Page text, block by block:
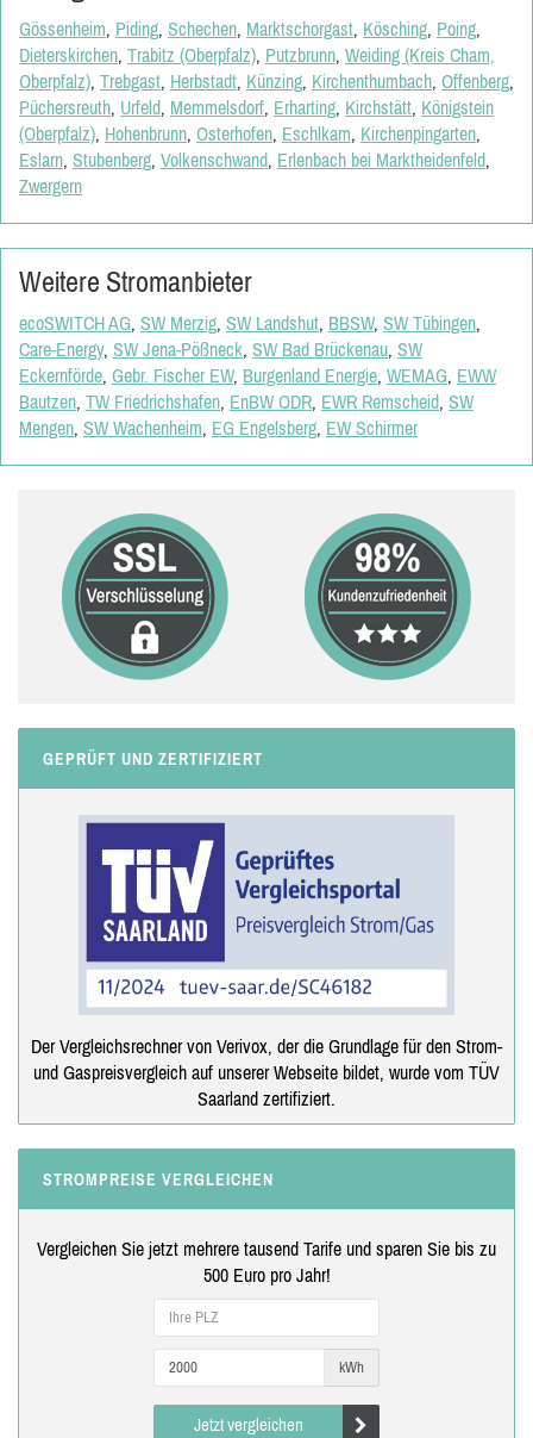
Gössenheim, Piding, Schechen, Marktschorgast, Kösching, Poing,
Dieterskirchen, Trabitz (Oberpfalz), Putzbrunn, Weiding (Kreis Cham,
Oberpfalz), Trebgast, Herbstadt, Künzing, Kirchenthumbach, Offenberg,
Püchersreuth, Urfeld, Memmelsdorf, Erharting, Kirchstätt, Königstein
(Oberpfalz), Hohenbrunn, Osterhofen, Eschlkam, Kirchenpingarten,
Eslarn, Stubenberg, Volkenschwand, Erlenbach bei Marktheidenfeld,
Zwergern
Weitere Stromanbieter
ecoSWITCH AG, SW Merzig, SW Landshut, BBSW, SW Tübingen,
Care-Energy, SW Jena-Pößneck, SW Bad Brückenau, SW
Eckernförde, Gebr. Fischer EW, Burgenland Energie, WEMAG, EWW
Bautzen, TW Friedrichshafen, EnBW ODR, EWR Remscheid, SW
Mengen, SW Wachenheim, EG Engelsberg, EW Schirmer
GEPRÜFT UND ZERTIFIZIERT
Der Vergleichsrechner von Verivox, der die Grundlage für den Strom-
und Gaspreisvergleich auf unserer Webseite bildet, wurde vom TÜV
Saarland zertifiziert.
STROMPREISE VERGLEICHEN
Vergleichen Sie jetzt mehrere tausend Tarife und sparen Sie bis zu
500 Euro pro Jahr!
kWh
Jetzt vergleichen